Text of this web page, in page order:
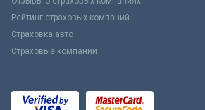
Рейтинг страховых компаний
Страховка авто
Страховые компании